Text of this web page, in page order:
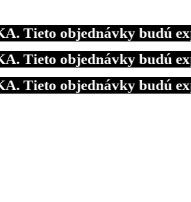
objednávky budú
objednávky budú
objednávky budú